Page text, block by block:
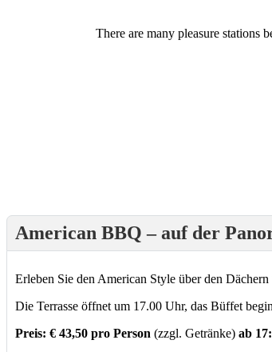
There are many pleasure stations
American BBQ – auf der
Erleben Sie den American Style über den
Die Terrasse öffnet um 17.00 Uhr, das Büffet
Preis: € 43,50 pro Person (zzgl. Getränke) ab